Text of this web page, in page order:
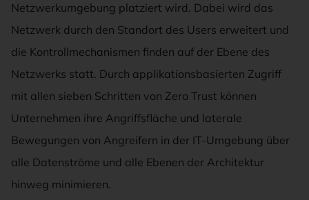
Netzwerkumgebung platziert wird. Dabei wird das
Netzwerk durch den Standort des Users erweitert und
die Kontrollmechanismen finden auf der Ebene des
Netzwerks statt. Durch applikationsbasierten Zugriff
mit allen sieben Schritten von Zero Trust können
Unternehmen ihre Angriffsfläche und laterale
Bewegungen von Angreifern in der IT-Umgebung über
alle Datenströme und alle Ebenen der Architektur
hinweg minimieren.